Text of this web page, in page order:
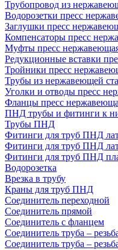
Трубопровод из
Водорозетки пресс
Заглушки пресс
Компенсаторы пресс
Муфты пресс
Редукционные вставки
Тройники пресс
Трубы из нержавеющей
Уголки и отводы пресс
Фланцы пресс
ПНД трубы и фитинги к
Трубы ПНД
Фитинги для труб ПНД
Фитинги для труб ПНД
Фитинги для труб ПНД
Водорозетка
Врезка в трубу
Краны для труб ПНД
Соединитель переходной
Соединитель прямой
Соединитель с фланцем
Соединитель труба –
Соединитель труба –